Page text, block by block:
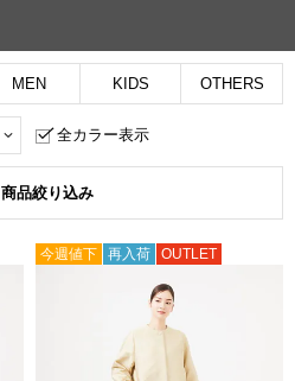
MEN KIDS OTHERS
全カラー表示
商品絞り込み
今週値下 再入荷 OUTLET